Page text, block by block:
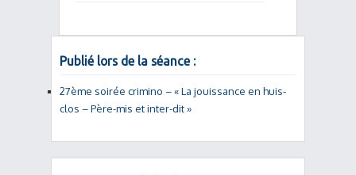
Publié lors de la séance :
27ème soirée crimino – « La jouissance en huis-
clos – Père-mis et inter-dit »